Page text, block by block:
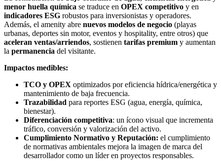
menor huella química se traduce en OPEX competitivo y en
indicadores ESG robustos para inversionistas y operadores.
Además, el amenity abre nuevos modelos de negocio (playas
urbanas, deportes sin motor, eventos y hospitality, entre otros) que
aceleran ventas/arriendos, sostienen tarifas premium y aumentan
la permanencia del visitante.
Impactos medibles:
TCO y OPEX optimizados por eficiencia hídrica/energética y
mantenimiento de baja frecuencia.
Trazabilidad para reportes ESG (agua, energía, química,
bienestar).
Diferenciación competitiva: un ícono visual que incrementa
tráfico, conversión y valorización del activo.
Cumplimiento Normativo y Reputación: el cumplimiento
de normativas ambientales mejora la imagen de marca del
desarrollador como un líder en proyectos responsables.